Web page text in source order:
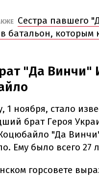
Сестра павшего
батальон, которым
"Да Винчи"
1 ноября, стало
брат Героя
"Да
Ему было всего 27
горсовете